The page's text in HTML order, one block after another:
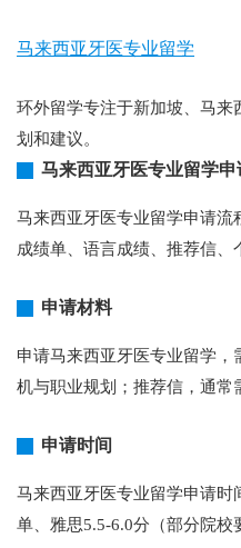
马来西亚牙医专业留学
环外留学专注于新加坡、马来
划和建议。
马来西亚牙医专业留学申
马来西亚牙医专业留学申请流
成绩单、语言成绩、推荐信
申请材料
申请马来西亚牙医专业留学
机与职业规划；推荐信，通常
申请时间
马来西亚牙医专业留学申请时
单、雅思5.5-6.0分（部分院校